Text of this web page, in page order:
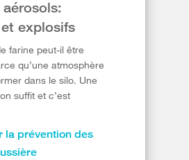
explosifs
farine peut-il être
qu’une atmosphère
dans le silo. Une
suffit et c’est
la prévention des